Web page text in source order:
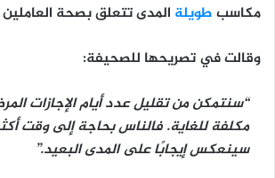
مكاسبطويلة المدى تتعلقبصحة
وقالت في تصريحها للصحيفة:
“سنتمكن من تقليل عدد أيام الإجازات
مكلفة للغاية. فالناس بحاجة إلى وقت
سينعكس إيجابًا على المدى البعيد.”